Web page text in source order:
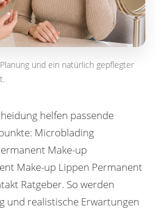
und ein natürlich gepflegter
helfen passende
Microblading
Make-up
Make-up Lippen Permanent
Ratgeber. So werden
und realistische Erwartungen